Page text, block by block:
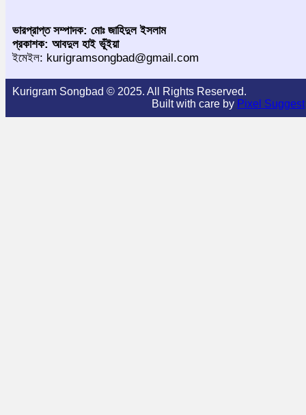
ভারপ্রাপ্ত সম্পাদক: মোঃ জাহিদুল ইসলাম
প্রকাশক: আবদুল হাই ভূঁইয়া
ইমেইল: kurigramsongbad@gmail.com
Kurigram Songbad © 2025. All Rights Reserved.
Built with care by Pixel Suggest